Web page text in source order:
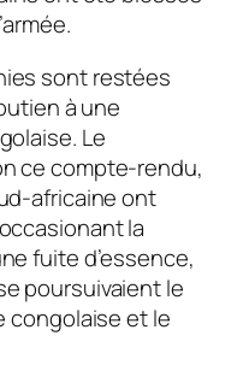
sont restées
à une
Le
ce compte-rendu,
africaine ont
la
fuite d’essence,
poursuivaient le
congolaise et le